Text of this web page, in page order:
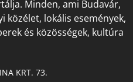
Minden, ami Budavár,
közélet, lokális események,
és közösségek, kultúra
KRT. 73.